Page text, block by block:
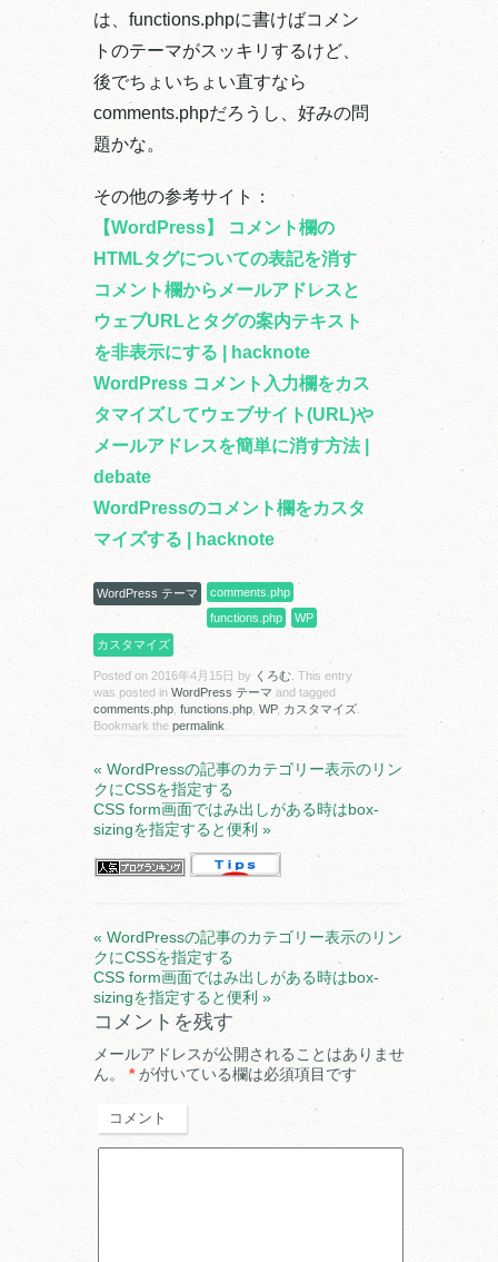
は、functions.phpに書けばコメン
トのテーマがスッキリするけど、
後でちょいちょい直すなら
comments.phpだろうし、好みの問
題かな。
その他の参考サイト：
【WordPress】 コメント欄の
HTMLタグについての表記を消す
コメント欄からメールアドレスと
ウェブURLとタグの案内テキスト
を非表示にする | hacknote
WordPress コメント入力欄をカス
タマイズしてウェブサイト(URL)や
メールアドレスを簡単に消す方法 |
debate
WordPressのコメント欄をカスタ
マイズする | hacknote
WordPress テーマ
comments.php
functions.php
WP
カスタマイズ
Posted on 2016年4月15日 by くろむ . This entry
was posted in WordPress テーマ and tagged
comments.php functions.php WP, カスタマイズ
Bookmark the permalink
« WordPressの記事のカテゴリー表示のリン
クにCSSを指定する
CSS form画面ではみ出しがある時はbox-
sizingを指定すると便利 »
« WordPressの記事のカテゴリー表示のリン
クにCSSを指定する
CSS form画面ではみ出しがある時はbox-
sizingを指定すると便利 »
コメントを残す
メールアドレスが公開されることはありませ
ん。
*が付いている欄は必須項目です
コメント